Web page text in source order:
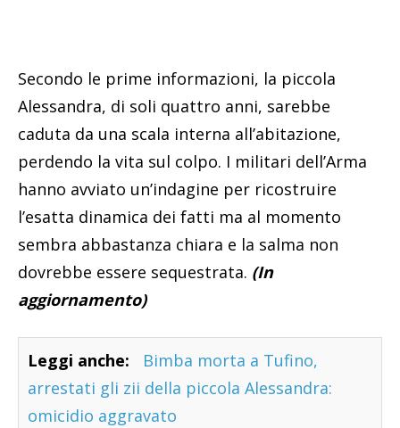
Secondo le prime informazioni, la piccola
Alessandra, di soli quattro anni, sarebbe
caduta da una scala interna all’abitazione,
perdendo la vita sul colpo. I militari dell’Arma
hanno avviato un’indagine per ricostruire
l’esatta dinamica dei fatti ma al momento
sembra abbastanza chiara e la salma non
dovrebbe essere sequestrata. (In
aggiornamento)
Leggi anche:
Bimba morta a Tufino,
arrestati gli zii della piccola Alessandra:
omicidio aggravato